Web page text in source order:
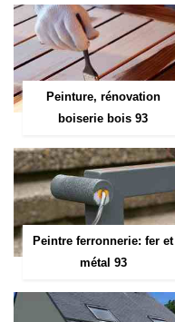
Peinture, rénovation
boiserie bois 93
Peintre ferronnerie: fer et
métal 93